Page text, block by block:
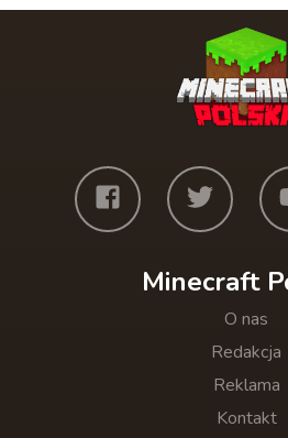
Minecraft
O nas
Redakcja
Reklama
Kontakt